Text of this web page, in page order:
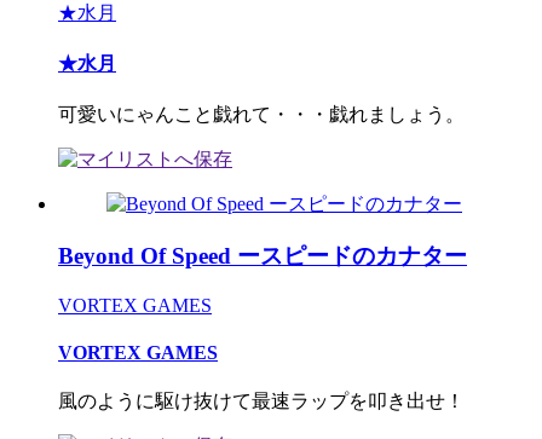
★水月
★水月
可愛いにゃんこと戯れて・・・戯れましょう。
Beyond Of Speed ースピードのカナター
VORTEX GAMES
VORTEX GAMES
風のように駆け抜けて最速ラップを叩き出せ！